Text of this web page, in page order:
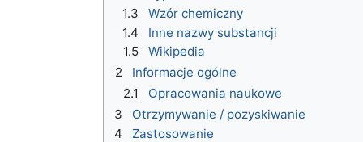
1.3
Wzór chemiczny
1.4
Inne nazwy substancji
1.5
Wikipedia
2
Informacje ogólne
2.1
Opracowania naukowe
3
Otrzymywanie / pozyskiwanie
4
Zastosowanie